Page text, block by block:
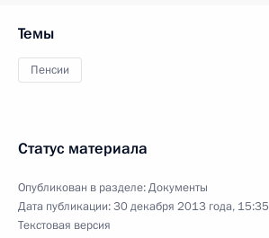
Темы
Пенсии
Статус материала
Опубликован в разделе:Документы
Дата публикации:30 декабря 2013 года, 15:35
Текстовая версия